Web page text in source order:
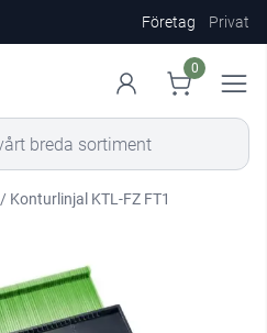
Företag Privat
0
/ Konturlinjal KTL-FZ FT1